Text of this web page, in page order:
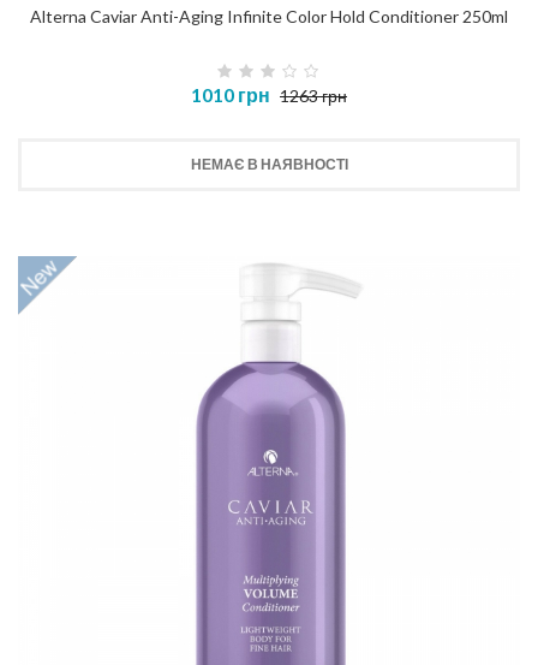
Alterna Caviar Anti-Aging Infinite Color Hold Conditioner 250ml
1010 грн 1263 грн
НЕМАЄ В НАЯВНОСТІ